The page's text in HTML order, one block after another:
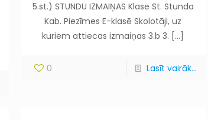
5.st.) STUNDU IZMAIŅAS Klase St. Stunda
Kab. Piezīmes E-klasē Skolotāji, uz
kuriem attiecas izmaiņas 3.b 3. […]
0 Lasīt vairāk...